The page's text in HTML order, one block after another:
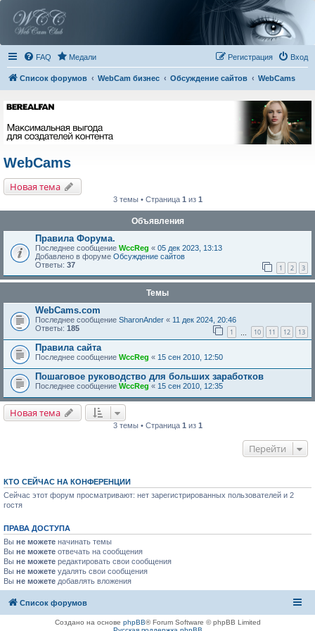
FAQ Медали Вход
Регистрация
Список форумов WebCam бизнес Обсуждение сайтов WebCams
WebCams
Новая тема
3 темы • Страница 1 из 1
Объявления
Правила Форума.
Последнее сообщение WccReg « 05 дек 2023, 13:13
Добавлено в форуме Обсуждение сайтов
Ответы: 37 1 2 3
Темы
WebCams.com
Последнее сообщение SharonAnder « 11 дек 2024, 20:46
Ответы: 185 1 10 11 12 13
Правила сайта
Последнее сообщение WccReg « 15 сен 2010, 12:50
Пошаговое руководство для больших заработков
Последнее сообщение WccReg « 15 сен 2010, 12:35
Новая тема
3 темы • Страница 1 из 1
Перейти
КТО СЕЙЧАС НА КОНФЕРЕНЦИИ
Сейчас этот форум просматривают: нет зарегистрированных пользователей и 2
гостя
ПРАВА ДОСТУПА
Вы не можете начинать темы
Вы не можете отвечать на сообщения
Вы не можете редактировать свои сообщения
Вы не можете удалять свои сообщения
Вы не можете добавлять вложения
Список форумов
Создано на основе phpBB® Forum Software © phpBB Limited